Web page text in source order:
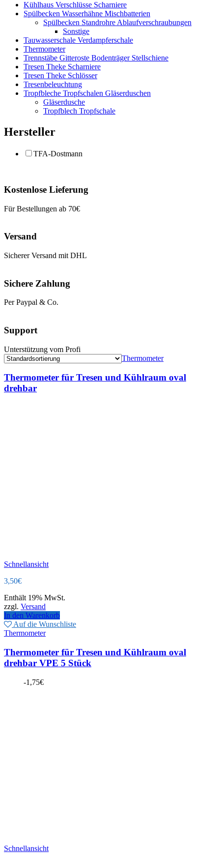
Kühlhaus Verschlüsse Scharniere
Spülbecken Wasserhähne Mischbatterien
Spülbecken Standrohre Ablaufverschraubungen
Sonstige
Tauwasserschale Verdampferschale
Thermometer
Trennstäbe Gitteroste Bodenträger Stellschiene
Tresen Theke Scharniere
Tresen Theke Schlösser
Tresenbeleuchtung
Tropfbleche Tropfschalen Gläserduschen
Gläserdusche
Tropfblech Tropfschale
Hersteller
TFA-Dostmann
Kostenlose Lieferung
Für Bestellungen ab 70€
Versand
Sicherer Versand mit DHL
Sichere Zahlung
Per Paypal & Co.
Support
Unterstützung vom Profi
Thermometer
Thermometer für Tresen und Kühlraum oval
drehbar
Schnellansicht
3,50€
Enthält 19% MwSt.
zzgl. Versand
In den Warenkorb
Auf die Wunschliste
Thermometer
Thermometer für Tresen und Kühlraum oval
drehbar VPE 5 Stück
-1,75€
Schnellansicht